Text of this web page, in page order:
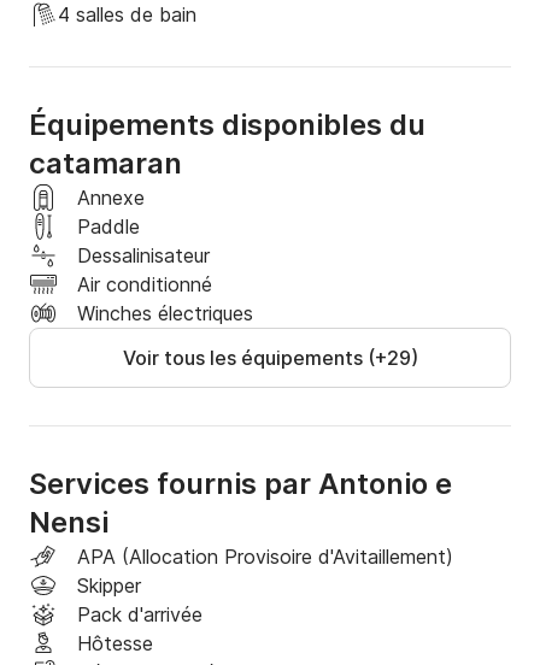
4 salles de bain
Équipements disponibles du
catamaran
Annexe
Paddle
Dessalinisateur
Air conditionné
Winches électriques
Voir tous les équipements (+29)
Services fournis par Antonio e
Nensi
APA (Allocation Provisoire d'Avitaillement)
Skipper
Pack d'arrivée
Hôtesse